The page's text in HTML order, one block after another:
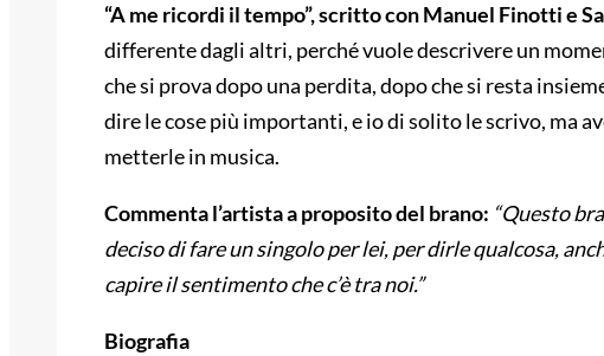
“A me ricordi il tempo”, scritto con Manuel Finotti e
differente dagli altri, perché vuole descrivere un
che si prova dopo una perdita, dopo che si resta
dire le cose più importanti, e io di solito le scrivo, ma
metterle in musica.
Commenta l’artista a proposito del brano: “Questo
deciso di fare un singolo per lei, per dirle qualcosa,
capire il sentimento che c’è tra noi.”
Biografia